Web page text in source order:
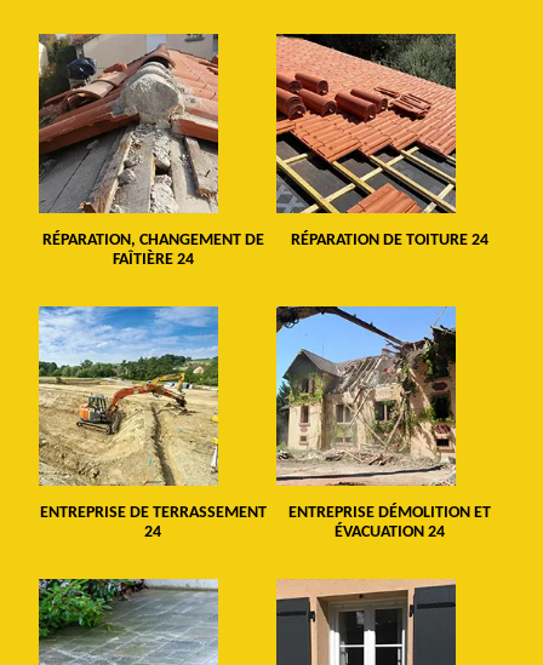
RÉPARATION, CHANGEMENT DE
FAÎTIÈRE 24
RÉPARATION DE TOITURE 24
ENTREPRISE DE TERRASSEMENT
24
ENTREPRISE DÉMOLITION ET
ÉVACUATION 24